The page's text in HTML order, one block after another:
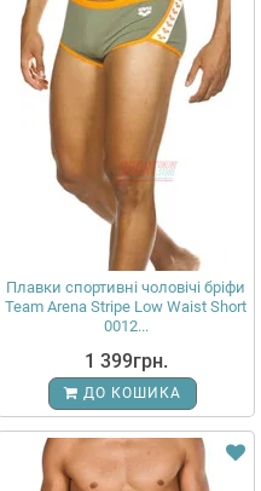
Плавки спортивні чоловічі бріфи
Team Arena Stripe Low Waist Short
0012...
1 399грн.
ДО КОШИКА